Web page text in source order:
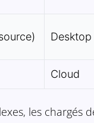
Desktop
Cloud
les chargés